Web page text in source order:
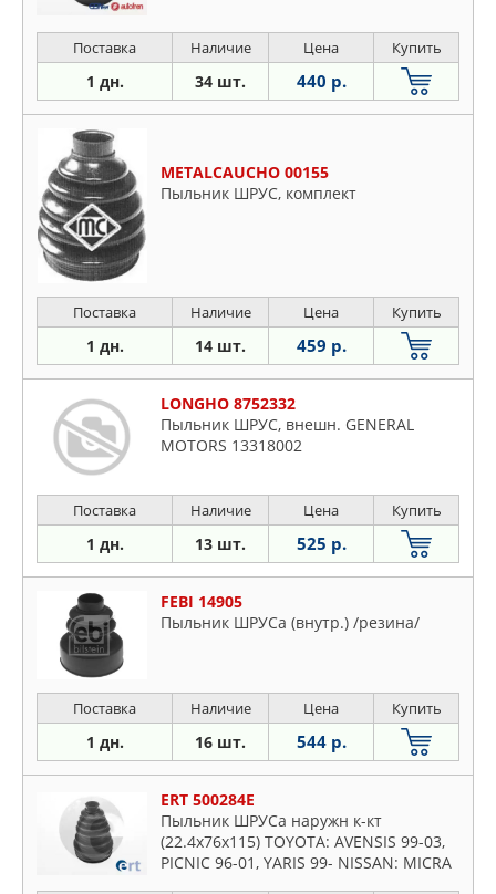
Поставка Наличие Цена Купить
1 дн. 34 шт. 440 р.
METALCAUCHO 00155
Пыльник ШРУС, комплект
Поставка Наличие Цена Купить
1 дн. 14 шт. 459 р.
LONGHO 8752332
Пыльник ШРУС, внешн. GENERAL
MOTORS 13318002
Поставка Наличие Цена Купить
1 дн. 13 шт. 525 р.
FEBI 14905
Пыльник ШРУСа (внутр.) /резина/
Поставка Наличие Цена Купить
1 дн. 16 шт. 544 р.
ERT 500284E
Пыльник ШРУСа наружн к-кт
(22.4x76x115) TOYOTA: AVENSIS 99-03,
PICNIC 96-01, YARIS 99- NISSAN: MICRA